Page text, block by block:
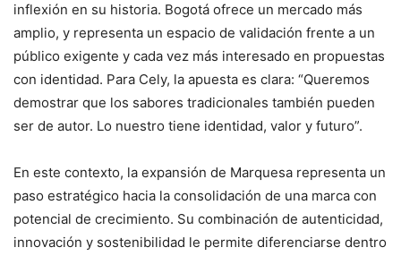
inflexión en su historia. Bogotá ofrece un mercado más
amplio, y representa un espacio de validación frente a un
público exigente y cada vez más interesado en propuestas
con identidad. Para Cely, la apuesta es clara: “Queremos
demostrar que los sabores tradicionales también pueden
ser de autor. Lo nuestro tiene identidad, valor y futuro”.
En este contexto, la expansión de Marquesa representa un
paso estratégico hacia la consolidación de una marca con
potencial de crecimiento. Su combinación de autenticidad,
innovación y sostenibilidad le permite diferenciarse dentro